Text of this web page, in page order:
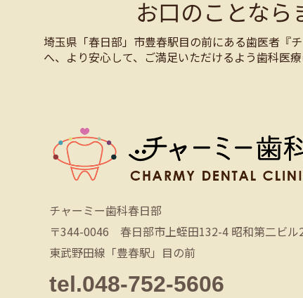
お口のことなら
埼玉県「春日部」市豊春駅目の前にある歯医者『
へ、より安心して、ご満足いただけるよう歯科医
チャーミー歯科春日部
〒344-0046 春日部市上蛭田132-4 昭和第二ビル
東武野田線「豊春駅」目の前
tel.048-752-5606